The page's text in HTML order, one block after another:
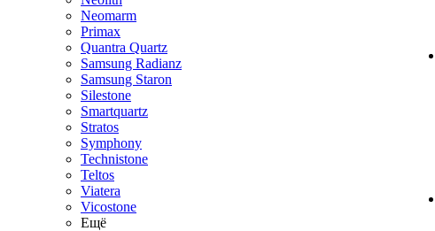
Neomarm
Primax
Quantra Quartz
Samsung Radianz
Samsung Staron
Silestone
Smartquartz
Stratos
Symphony
Technistone
Teltos
Viatera
Vicostone
Ещё